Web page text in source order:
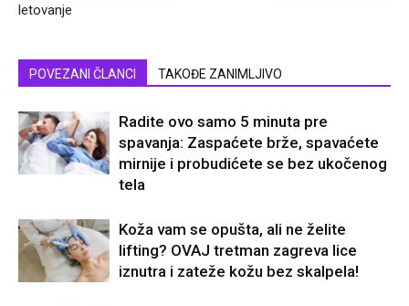
letovanje
POVEZANI ČLANCI TAKOĐE ZANIMLJIVO
Radite ovo samo 5 minuta pre
spavanja: Zaspaćete brže, spavaćete
mirnije i probudićete se bez ukočenog
tela
Koža vam se opušta, ali ne želite
lifting? OVAJ tretman zagreva lice
iznutra i zateže kožu bez skalpela!